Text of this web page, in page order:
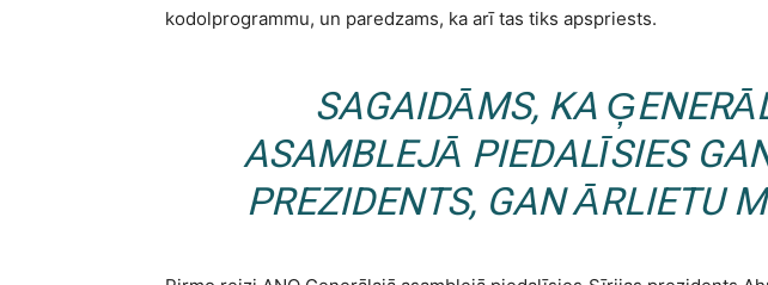
kodolprogrammu, un paredzams, ka arī tas tiks apspriests.
SAGAIDĀMS, KA
ASAMBLEJĀ PIEDALĪSIES
PREZIDENTS, GAN ĀRLIETU